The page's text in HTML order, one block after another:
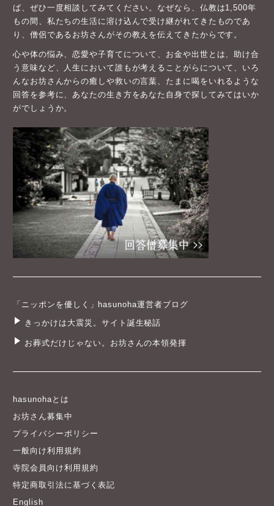
ば、ぜひ一度相談してみてください。なぜなら、仏教は1,500年
もの間、私たちの生活に溶け込んで受け継がれてきたものであ
り、僧侶であるお坊さんがその教えを伝えてきたからです。
心や体の悩み、恋愛や子育てについて、お金や出世とは、助け合
う意味など、人生において誰もが考えることがらについて、いろ
んなお坊さんからの癒しや救いの言葉、たまに喝をいれるような
回答を参考に、あなたの生き方をあなた自身で探してみてはいか
がでしょうか。
「ニッポンを優しく」hasunoha運営者ブログ
きっかけは大震災。サイト誕生秘話
お葬式だけじゃない。お坊さんの本領発揮
hasunohaとは
お坊さん募集中
プライバシーポリシー
一般向け利用規約
寺院会員向け利用規約
特定商取引法に基づく表記
English